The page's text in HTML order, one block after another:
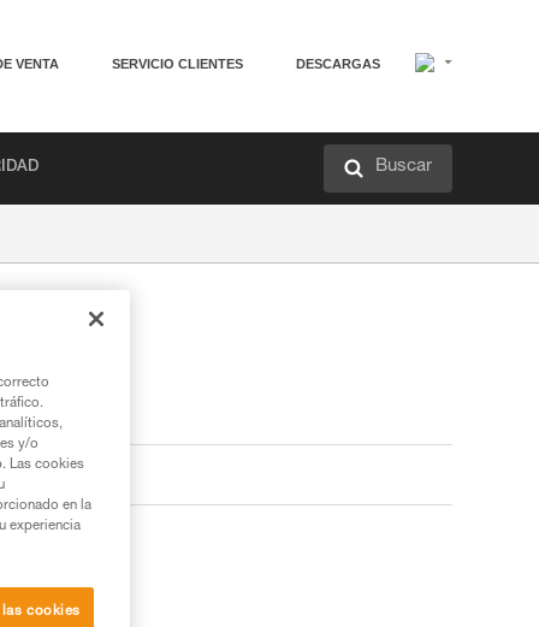
VENTA SERVICIO CLIENTES DESCARGAS
Buscar
y/o
Las cookies
en la
experiencia
cookies